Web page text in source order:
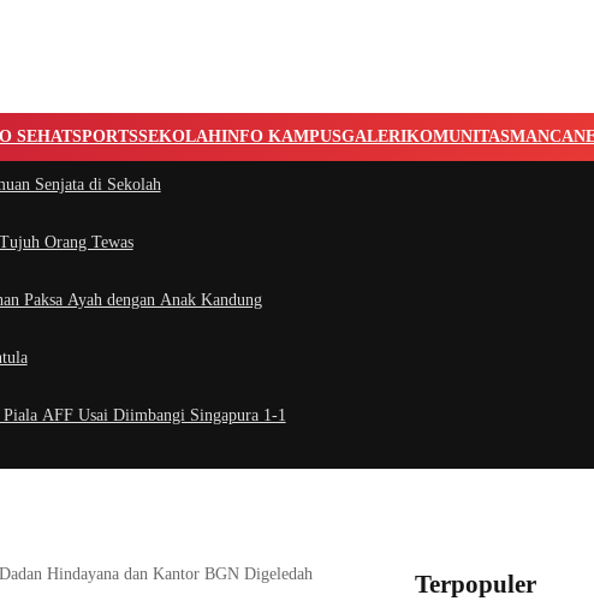
SEHATSPORTSSEKOLAHINFO KAMPUSGALERIKOMUNITAS
Senjata di Sekolah
Orang Tewas
Paksa Ayah dengan Anak Kandung
AFF Usai Diimbangi Singapura 1-1
Hindayana dan Kantor BGN Digeledah Terpopuler